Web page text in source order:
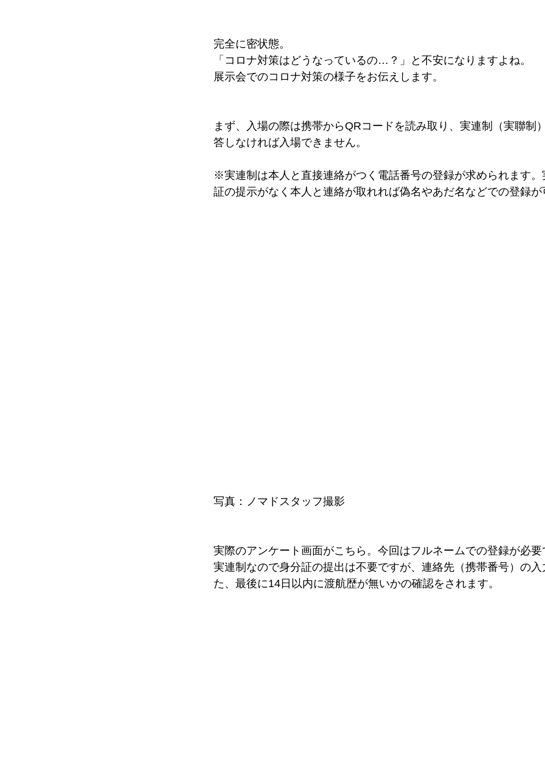
完全に密状態。
「コロナ対策はどうなっているの…？」と不安になりますよね。
展示会でのコロナ対策の様子をお伝えします。
まず、入場の際は携帯からQRコードを読み取り、実連制（実聯制
答しなければ入場できません。
※実連制は本人と直接連絡がつく電話番号の登録が求められます
証の提示がなく本人と連絡が取れれば偽名やあだ名などでの登録
写真：ノマドスタッフ撮影
実際のアンケート画面がこちら。今回はフルネームでの登録が必要
実連制なので身分証の提出は不要ですが、連絡先（携帯番号）の
た、最後に14日以内に渡航歴が無いかの確認をされます。